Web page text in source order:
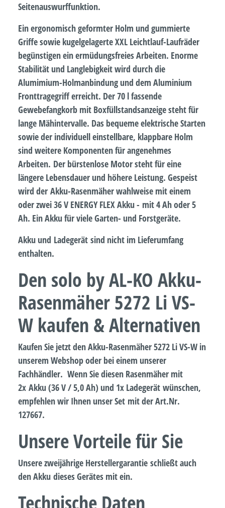
Seitenauswurffunktion.
Ein ergonomisch geformter Holm und gummierte
Griffe sowie kugelgelagerte XXL Leichtlauf-Laufräder
begünstigen ein ermüdungsfreies Arbeiten. Enorme
Stabilität und Langlebigkeit wird durch die
Alumimium-Holmanbindung und dem Aluminium
Fronttragegriff erreicht. Der 70 l fassende
Gewebefangkorb mit Boxfüllstandsanzeige steht für
lange Mähintervalle. Das bequeme elektrische Starten
sowie der individuell einstellbare, klappbare Holm
sind weitere Komponenten für angenehmes
Arbeiten. Der bürstenlose Motor steht für eine
längere Lebensdauer und höhere Leistung. Gespeist
wird der Akku-Rasenmäher wahlweise mit einem
oder zwei 36 V ENERGY FLEX Akku - mit 4 Ah oder 5
Ah. Ein Akku für viele Garten- und Forstgeräte.
Akku und Ladegerät sind nicht im Lieferumfang
enthalten.
Den solo by AL-KO Akku-
Rasenmäher 5272 Li VS-
W kaufen & Alternativen
Kaufen Sie jetzt den Akku-Rasenmäher 5272 Li VS-W in
unserem Webshop oder bei einem unserer
Fachhändler. Wenn Sie diesen Rasenmäher mit
2x Akku (36 V / 5,0 Ah) und 1x Ladegerät wünschen,
empfehlen wir Ihnen unser Set mit der Art.Nr.
127667.
Unsere Vorteile für Sie
Unsere zweijährige Herstellergarantie schließt auch
den Akku dieses Gerätes mit ein.
Technische Daten